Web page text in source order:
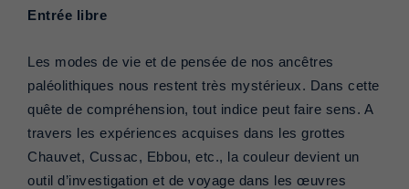
Entrée libre
Les modes de vie et de pensée de nos ancêtres
paléolithiques nous restent très mystérieux. Dans cette
quête de compréhension, tout indice peut faire sens. A
travers les expériences acquises dans les grottes
Chauvet, Cussac, Ebbou, etc., la couleur devient un
outil d’investigation et de voyage dans les œuvres